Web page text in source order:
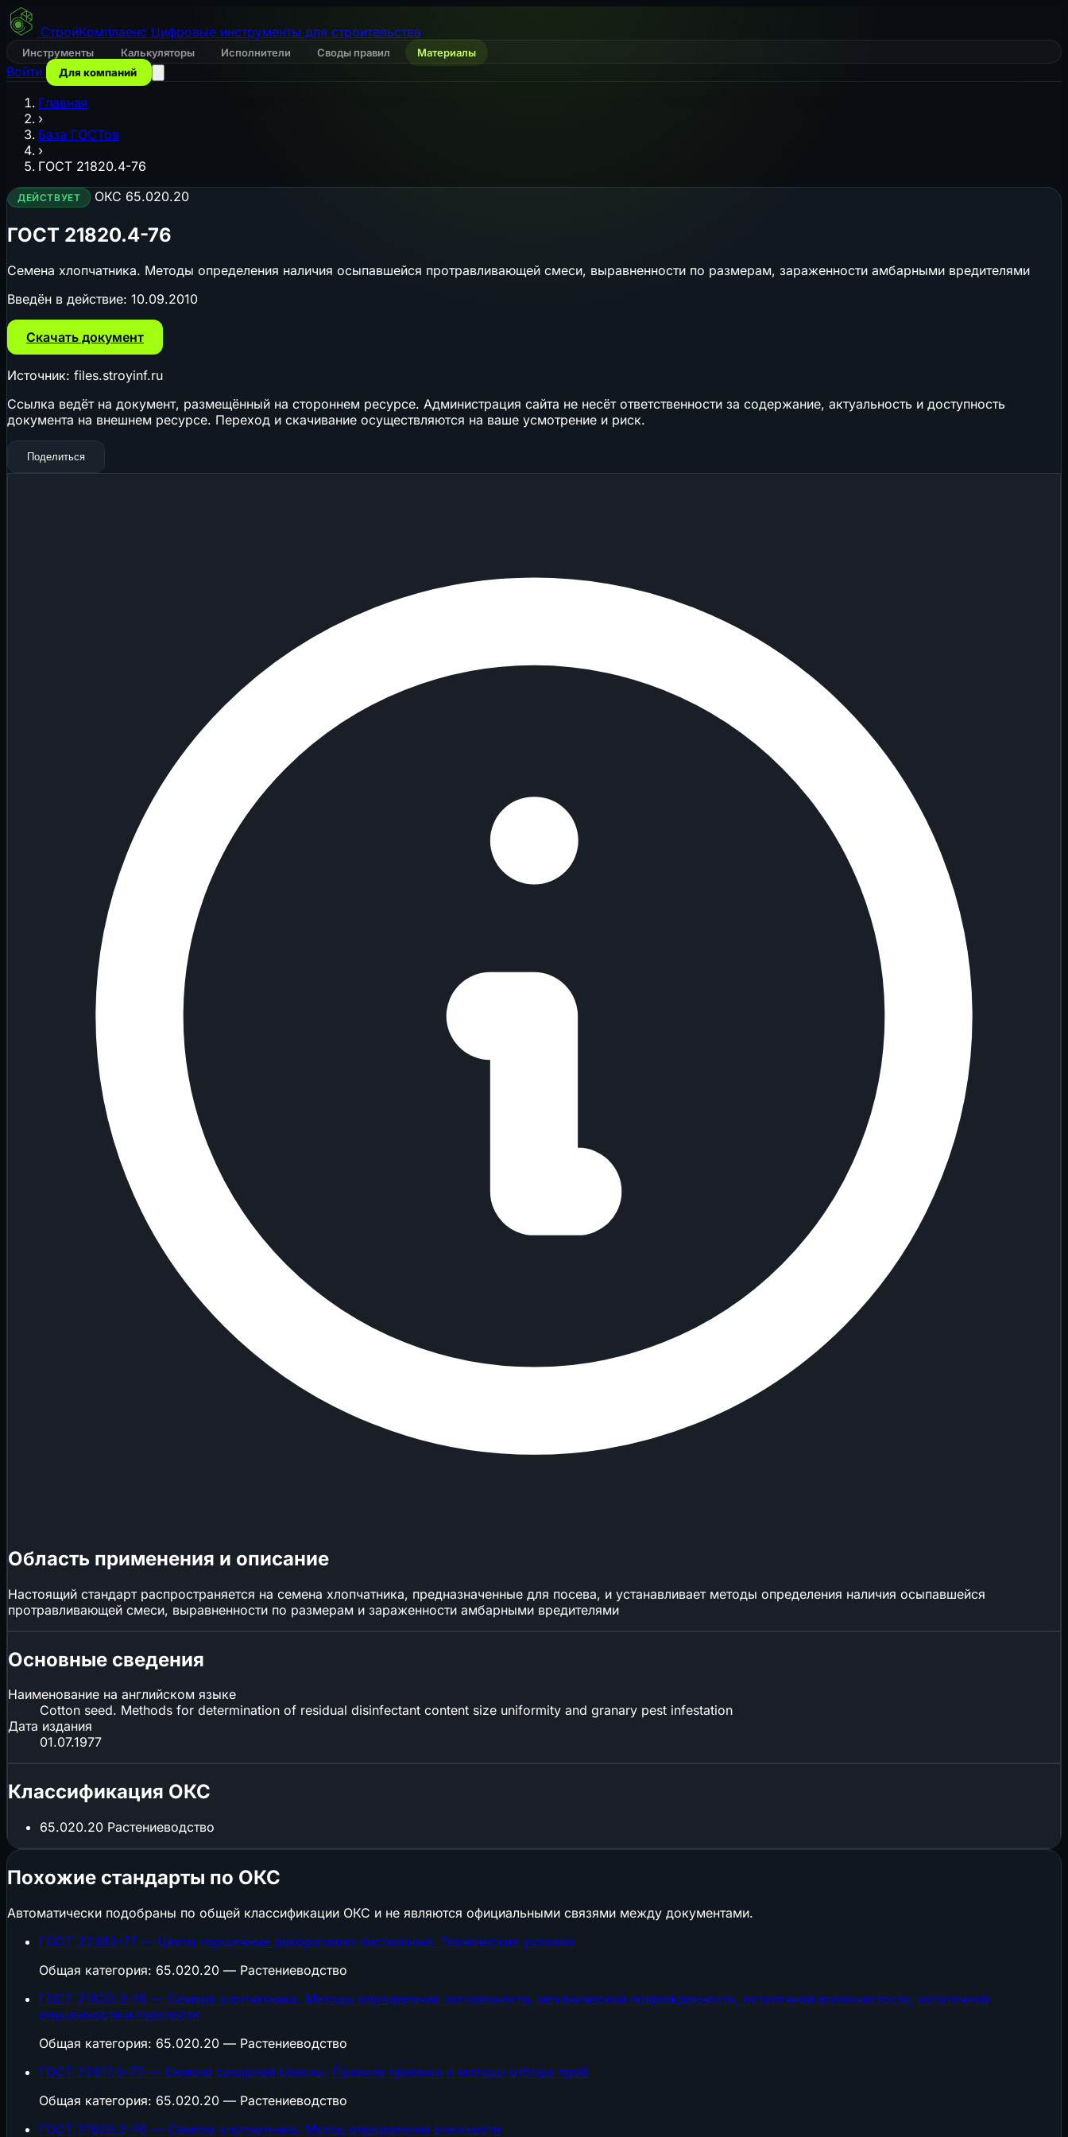
СтройКомплаенс Цифровые инструменты для строительства
Инструменты Калькуляторы Исполнители Своды правил Материалы
Войти Для компаний
Главная
›
База ГОСТов
›
ГОСТ 21820.4-76
ДЕЙСТВУЕТ ОКС 65.020.20
ГОСТ 21820.4-76
Семена хлопчатника. Методы определения наличия осыпавшейся протравливающей смеси, выравненности по размерам, зараженности амбарными вредителями
Введён в действие: 10.09.2010
Скачать документ
Источник: files.stroyinf.ru
Ссылка ведёт на документ, размещённый на стороннем ресурсе. Администрация сайта не несёт ответственности за содержание, актуальность и доступность
документа на внешнем ресурсе. Переход и скачивание осуществляются на ваше усмотрение и риск.
Поделиться
Область применения и описание
Настоящий стандарт распространяется на семена хлопчатника, предназначенные для посева, и устанавливает методы определения наличия осыпавшейся
протравливающей смеси, выравненности по размерам и зараженности амбарными вредителями
Основные сведения
Наименование на английском языке
Cotton seed. Methods for determination of residual disinfectant content size uniformity and granary pest infestation
Дата издания
01.07.1977
Классификация ОКС
65.020.20 Растениеводство
Похожие стандарты по ОКС
Автоматически подобраны по общей классификации ОКС и не являются официальными связями между документами.
ГОСТ 22383-77 — Цветы горшечные декоративно-лиственные. Технические условия
Общая категория: 65.020.20 — Растениеводство
ГОСТ 21820.3-76 — Семена хлопчатника. Методы определения засоренности, механической поврежденности, остаточной волокнистости, остаточной
опушенности и горелости
Общая категория: 65.020.20 — Растениеводство
ГОСТ 22617.0-77 — Семена сахарной свеклы. Правила приемки и методы отбора проб
Общая категория: 65.020.20 — Растениеводство
ГОСТ 21820.2-76 — Семена хлопчатника. Метод определения влажности